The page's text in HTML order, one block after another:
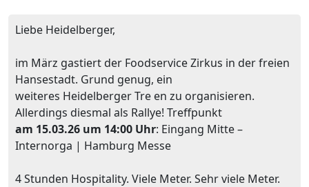
Liebe Heidelberger,
im März gastiert der Foodservice Zirkus in der freien
Hansestadt. Grund genug, ein
weiteres Heidelberger Tre en zu organisieren.
Allerdings diesmal als Rallye! Treffpunkt
am 15.03.26 um 14:00 Uhr: Eingang Mitte –
Internorga | Hamburg Messe
4 Stunden Hospitality. Viele Meter. Sehr viele Meter.